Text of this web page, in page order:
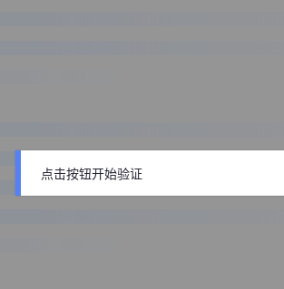
点击按钮开始验证